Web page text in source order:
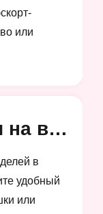
или
Услуги в салоне и на выезд
в
удобный
или